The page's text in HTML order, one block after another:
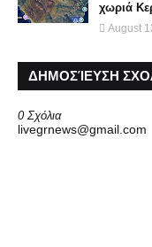
χωριά
August
ΔΗΜΟΣΊΕΥΣΗ
0 Σχόλια
livegrnews@gmail.com